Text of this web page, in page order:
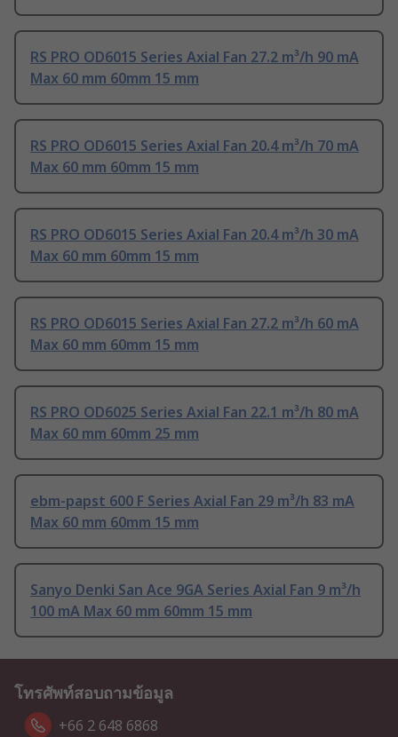
RS PRO OD6015 Series Axial Fan 27.2 m³/h 90 mA
Max 60 mm 60mm 15 mm
RS PRO OD6015 Series Axial Fan 20.4 m³/h 70 mA
Max 60 mm 60mm 15 mm
RS PRO OD6015 Series Axial Fan 20.4 m³/h 30 mA
Max 60 mm 60mm 15 mm
RS PRO OD6015 Series Axial Fan 27.2 m³/h 60 mA
Max 60 mm 60mm 15 mm
RS PRO OD6025 Series Axial Fan 22.1 m³/h 80 mA
Max 60 mm 60mm 25 mm
ebm-papst 600 F Series Axial Fan 29 m³/h 83 mA
Max 60 mm 60mm 15 mm
Sanyo Denki San Ace 9GA Series Axial Fan 9 m³/h
100 mA Max 60 mm 60mm 15 mm
โทรศัพท์สอบถามข้อมูล
+66 2 648 6868